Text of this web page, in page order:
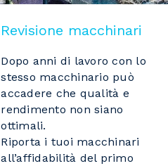
Revisione macchinari
Dopo anni di lavoro con lo
stesso macchinario può
accadere che qualità e
rendimento non siano
ottimali.
Riporta i tuoi macchinari
all’affidabilità del primo